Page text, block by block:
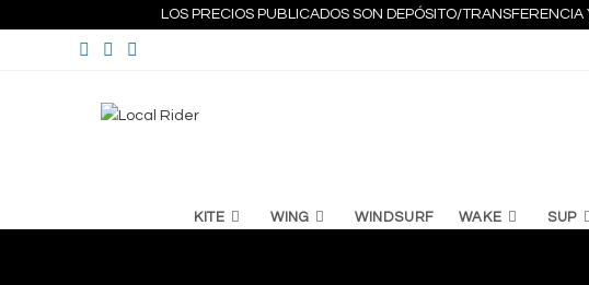
LOS PRECIOS PUBLICADOS SON DEPÓSITO/
KITE WING WINDSURF WAKE SUP